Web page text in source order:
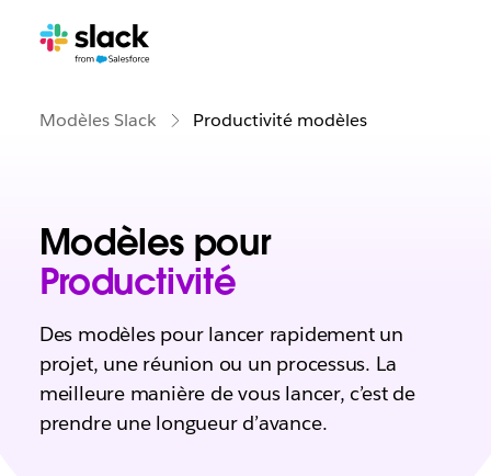
Modèles Slack Productivité modèles
Modèles pour
Productivité
Des modèles pour lancer rapidement un
projet, une réunion ou un processus. La
meilleure manière de vous lancer, c’est de
prendre une longueur d’avance.